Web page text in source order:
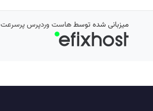
میزبانی شده توسطهاست وردپرس پرسرعت